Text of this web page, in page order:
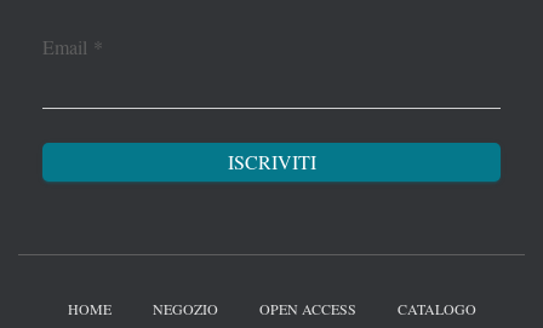
Email *
HOME NEGOZIO OPEN ACCESS CATALOGO